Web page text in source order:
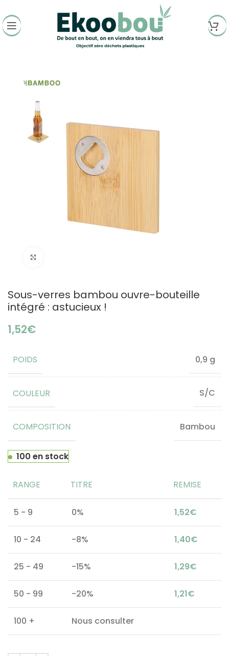
Sous-verres bambou ouvre-bouteille
intégré : astucieux !
€
POIDS 0,9 g
COULEUR S/C
COMPOSITION Bambou
100 en stock
RANGE TITRE REMISE
5 - 9 0% 1,52€
10 - 24 -8% 1,40€
25 - 49 -15% 1,29€
50 - 99 -20% 1,21€
100 + Nous consulter